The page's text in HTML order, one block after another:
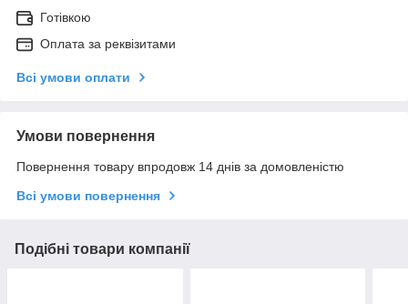
Готівкою
Оплата за реквізитами
Всі умови оплати
Умови повернення
Повернення товару впродовж 14 днів за домовленістю
Всі умови повернення
Подібні товари компанії